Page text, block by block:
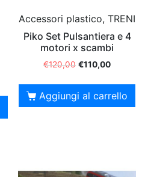
Accessori plastico, TRENI
Piko Set Pulsantiera e 4
motori x scambi
€120,00 €110,00
Aggiungi al carrello